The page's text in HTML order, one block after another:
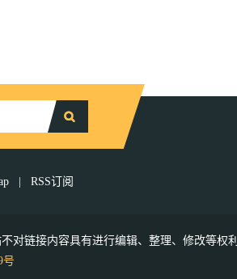
| RSS订阅
对链接内容具有进行编辑、整理、修改等权利
号